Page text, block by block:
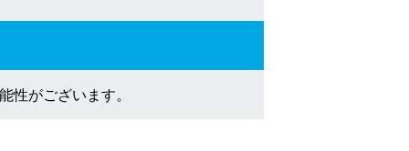
がございます。